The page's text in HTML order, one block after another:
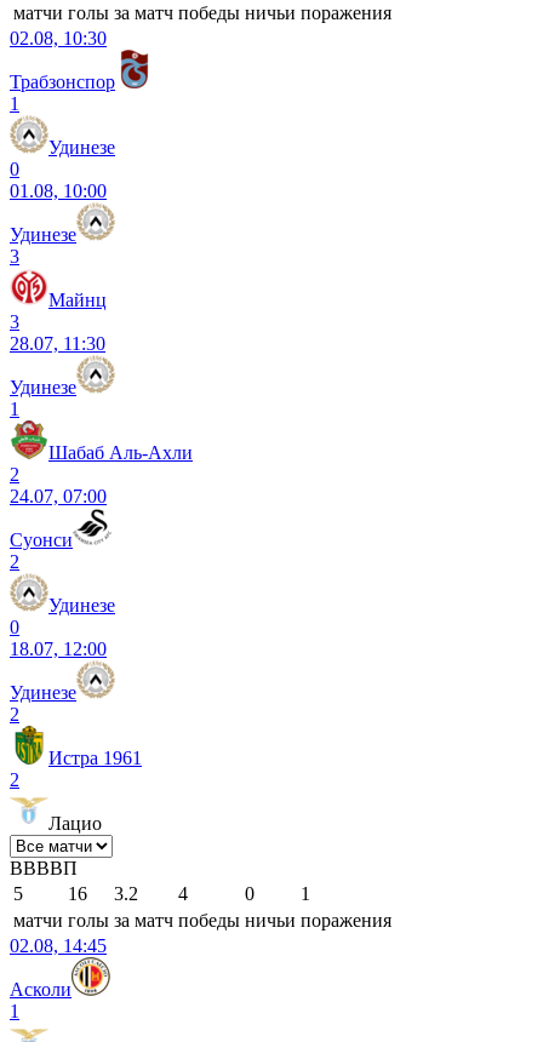
матчи голы за матч победы ничьи поражения
02.08, 10:30
Трабзонспор
1
Удинезе
0
01.08, 10:00
Удинезе
3
Майнц
3
28.07, 11:30
Удинезе
1
Шабаб Аль-Ахли
2
24.07, 07:00
Суонси
2
Удинезе
0
18.07, 12:00
Удинезе
2
Истра 1961
2
Лацио
ВВВВП
5
16 3.2 4 0
1
матчи голы за матч победы ничьи поражения
02.08, 14:45
Асколи
1